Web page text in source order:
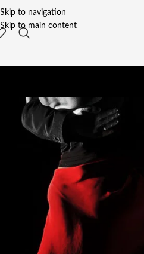
Skip to navigation
Skip to main content
La soddisfazione dei nostri
diritto di recesso entro 14
📅 Diritto di Recesso
Hai il diritto di annullare il tuo